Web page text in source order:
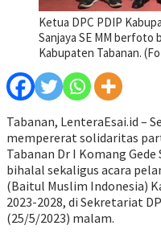
Ketua DPC PDIP
Sanjaya SE MM berfoto
Kabupaten Tabanan.
Tabanan, LenteraEsai.id –
mempererat solidaritas
Tabanan Dr I Komang
bihalal sekaligus acara
(Baitul Muslim Indonesia)
2023-2028, di Sekretariat
(25/5/2023) malam.